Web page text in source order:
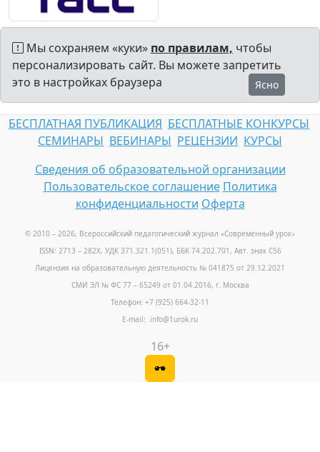
Мы сохраняем «куки» по правилам, чтобы
персонализировать сайт. Вы можете запретить
это в настройках браузера
Ясно
БЕСПЛАТНАЯ ПУБЛИКАЦИЯ БЕСПЛАТНЫЕ КОНКУРСЫ
СЕМИНАРЫ ВЕБИНАРЫ РЕЦЕНЗИИ КУРСЫ
Сведения об образовательной организации
Пользовательское соглашение Политика
конфиденциальности Оферта
© 2010 – 2026, Всероссийский педагогический журнал «Современный урок»
ISSN: 2713 – 282X, УДК 371.321.1(051), ББК 74.202.701, Авт. знак С56
Лицензия на образовательную деятельность № 041875 от 29.12.2021
СМИ ЭЛ № ФС 77 – 65249 от 01.04.2016, г. Москва
Телефон: +7 (925) 664-32-11
E-mail: info@1urok.ru
16+